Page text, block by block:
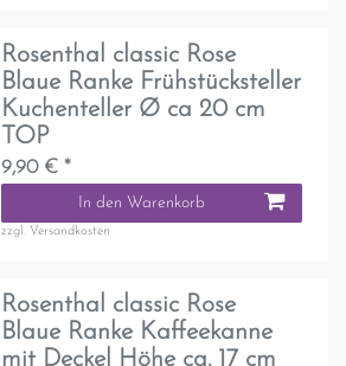
Rosenthal classic Rose
Blaue Ranke Frühstücksteller
Kuchenteller Ø ca 20 cm
TOP
9,90 € *
In den Warenkorb
zzgl. Versandkosten
Rosenthal classic Rose
Blaue Ranke Kaffeekanne
mit Deckel Höhe ca. 17 cm